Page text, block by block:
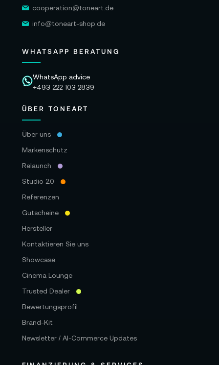
cooperation@toneart.de
info@toneart-shop.de
WHATSAPP BERATUNG
WhatsApp advice
+493 222 103 2839
ÜBER TONEART
Über uns
Markenschutz
Relaunch
Studio 2.0
Referenzen
Gutscheine
Hersteller
Kontaktieren Sie uns
Showcase
Cinema Lounge
Trusted Dealer
Bewertungsprofil
Brand-Kit
Newsletter / AI-Commerce Updates